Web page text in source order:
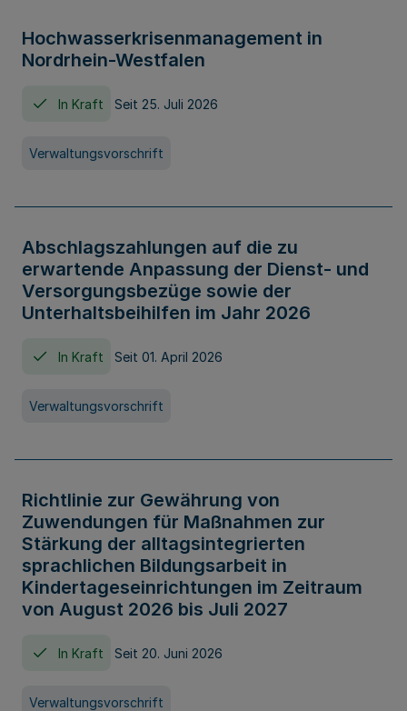
Hochwasserkrisenmanagement in
Nordrhein-Westfalen
In Kraft Seit 25. Juli 2026
Verwaltungsvorschrift
Abschlagszahlungen auf die zu
erwartende Anpassung der Dienst- und
Versorgungsbezüge sowie der
Unterhaltsbeihilfen im Jahr 2026
In Kraft Seit 01. April 2026
Verwaltungsvorschrift
Richtlinie zur Gewährung von
Zuwendungen für Maßnahmen zur
Stärkung der alltagsintegrierten
sprachlichen Bildungsarbeit in
Kindertageseinrichtungen im Zeitraum
von August 2026 bis Juli 2027
In Kraft Seit 20. Juni 2026
Verwaltungsvorschrift